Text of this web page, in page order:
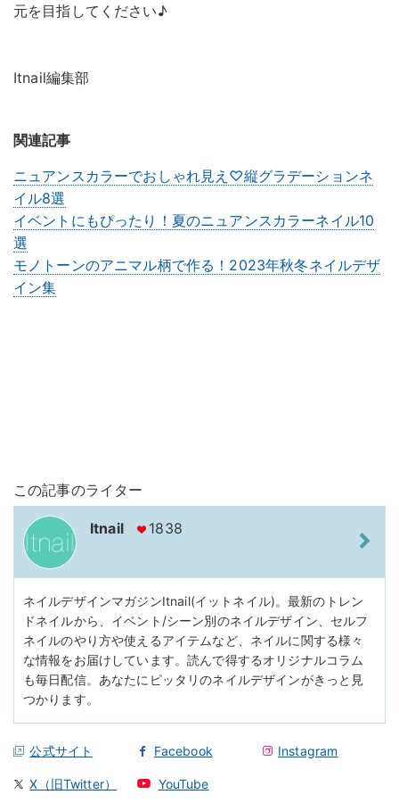
元を目指してください♪
Itnail編集部
関連記事
ニュアンスカラーでおしゃれ見え♡縦グラデーションネ
イル8選
イベントにもぴったり！夏のニュアンスカラーネイル10
選
モノトーンのアニマル柄で作る！2023年秋冬ネイルデザ
イン集
この記事のライター
Itnail 1838
ネイルデザインマガジンItnail(イットネイル)。最新のトレン
ドネイルから、イベント/シーン別のネイルデザイン、セルフ
ネイルのやり方や使えるアイテムなど、ネイルに関する様々
な情報をお届けしています。読んで得するオリジナルコラム
も毎日配信。あなたにピッタリのネイルデザインがきっと見
つかります。
公式サイト Facebook Instagram
X（旧Twitter） YouTube